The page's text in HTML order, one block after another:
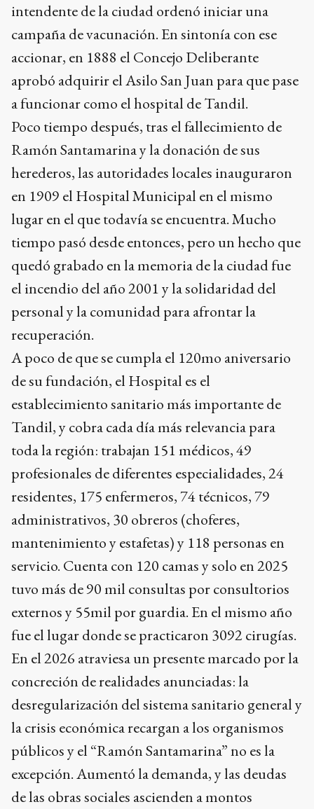
intendente de la ciudad ordenó iniciar una
campaña de vacunación. En sintonía con ese
accionar, en 1888 el Concejo Deliberante
aprobó adquirir el Asilo San Juan para que pase
a funcionar como el hospital de Tandil.
Poco tiempo después, tras el fallecimiento de
Ramón Santamarina y la donación de sus
herederos, las autoridades locales inauguraron
en 1909 el Hospital Municipal en el mismo
lugar en el que todavía se encuentra. Mucho
tiempo pasó desde entonces, pero un hecho que
quedó grabado en la memoria de la ciudad fue
el incendio del año 2001 y la solidaridad del
personal y la comunidad para afrontar la
recuperación.
A poco de que se cumpla el 120mo aniversario
de su fundación, el Hospital es el
establecimiento sanitario más importante de
Tandil, y cobra cada día más relevancia para
toda la región: trabajan 151 médicos, 49
profesionales de diferentes especialidades, 24
residentes, 175 enfermeros, 74 técnicos, 79
administrativos, 30 obreros (choferes,
mantenimiento y estafetas) y 118 personas en
servicio. Cuenta con 120 camas y solo en 2025
tuvo más de 90 mil consultas por consultorios
externos y 55mil por guardia. En el mismo año
fue el lugar donde se practicaron 3092 cirugías.
En el 2026 atraviesa un presente marcado por la
concreción de realidades anunciadas: la
desregularización del sistema sanitario general y
la crisis económica recargan a los organismos
públicos y el “Ramón Santamarina” no es la
excepción. Aumentó la demanda, y las deudas
de las obras sociales ascienden a montos